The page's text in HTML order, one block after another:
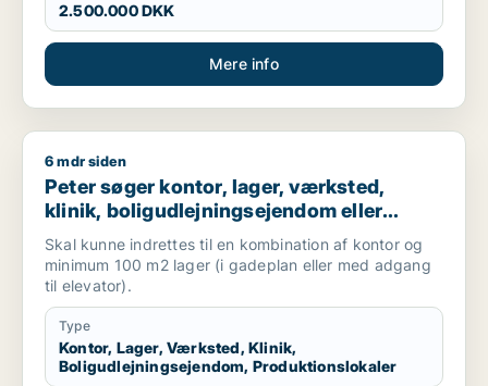
2.500.000 DKK
Mere info
Peter søger kontor, lager, værksted, klinik,
6 mdr siden
Peter søger kontor, lager, værksted,
klinik, boligudlejningsejendom eller
produktionslokaler til salg i
Frederiksberg, Østerbro eller Nordhavn
m.fl.
Skal kunne indrettes til en kombination af kontor og
minimum 100 m2 lager (i gadeplan eller med adgang
til elevator).
Type
Kontor, Lager, Værksted, Klinik,
Boligudlejningsejendom, Produktionslokaler